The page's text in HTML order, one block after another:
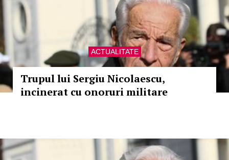
ACTUALITATE
Trupul lui Sergiu Nicolaescu,
incinerat cu onoruri militare